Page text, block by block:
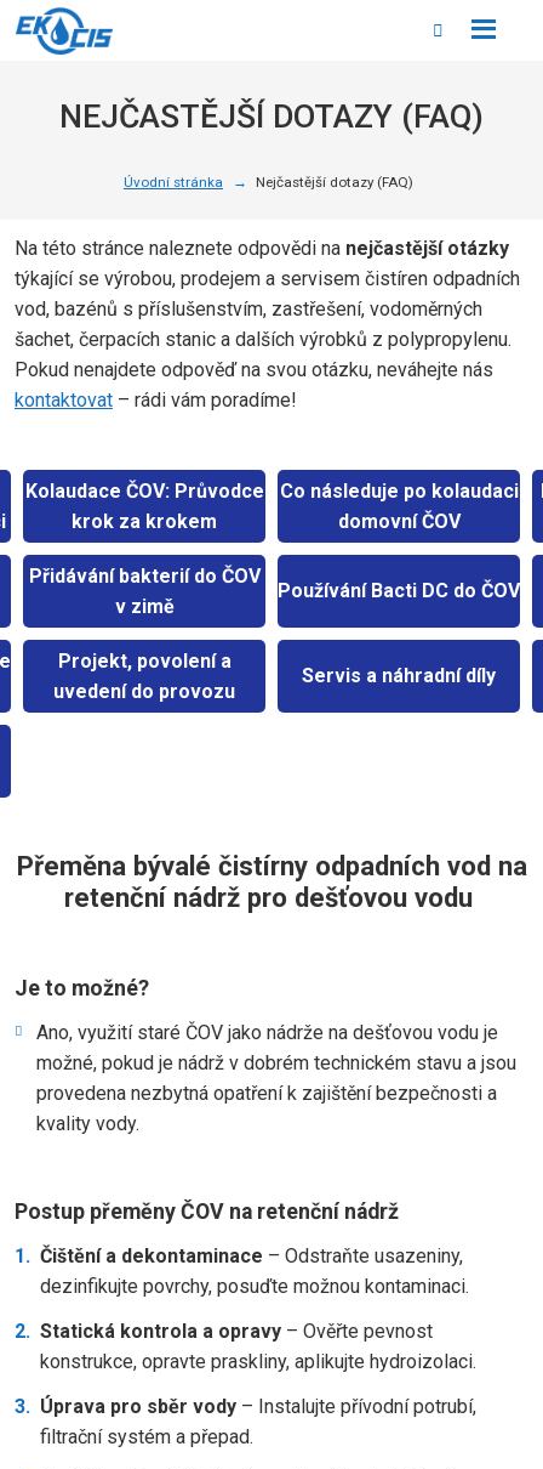
NEJČASTĚJŠÍ DOTAZY (FAQ)
Úvodní stránka Nejčastější dotazy (FAQ)
Na této stránce naleznete odpovědi na nejčastější otázky
týkající se výrobou, prodejem a servisem čistíren odpadních
vod, bazénů s příslušenstvím, zastřešení, vodoměrných
šachet, čerpacích stanic a dalších výrobků z polypropylenu.
Pokud nenajdete odpověď na svou otázku, neváhejte nás
kontaktovat – rádi vám poradíme!
Kolaudace ČOV: Průvodce
krok za krokem
Co následuje po kolaudaci
domovní ČOV
Přidávání bakterií do ČOV
v zimě
Používání Bacti DC do ČOV
Projekt, povolení a
uvedení do provozu
Servis a náhradní díly
Přeměna bývalé čistírny odpadních vod na
retenční nádrž pro dešťovou vodu
Je to možné?
Ano, využití staré ČOV jako nádrže na dešťovou vodu je
možné, pokud je nádrž v dobrém technickém stavu a jsou
provedena nezbytná opatření k zajištění bezpečnosti a
kvality vody.
Postup přeměny ČOV na retenční nádrž
Čištění a dekontaminace – Odstraňte usazeniny,
dezinfikujte povrchy, posuďte možnou kontaminaci.
Statická kontrola a opravy – Ověřte pevnost
konstrukce, opravte praskliny, aplikujte hydroizolaci.
Úprava pro sběr vody – Instalujte přívodní potrubí,
filtrační systém a přepad.